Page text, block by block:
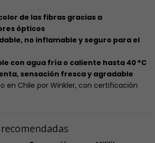
de las fibras gracias a
ópticos
no inflamable y seguro para el
con agua fría o caliente hasta 40 °C
sensación fresca y agradable
en Chile por Winkler, con certificación